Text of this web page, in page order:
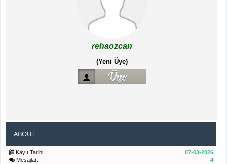
rehaozcan
(Yeni Üye)
ABOUT
Kayıt Tarihi:
07-03-2026
Mesajlar:
4